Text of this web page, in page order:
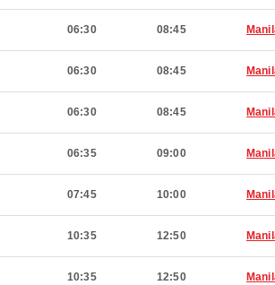
06:30 08:45
06:30 08:45
06:30 08:45
06:35 09:00
07:45 10:00
10:35 12:50
10:35 12:50